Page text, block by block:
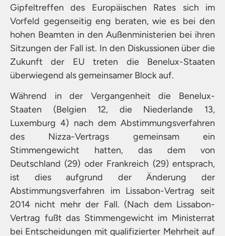
Gipfeltreffen des Europäischen Rates sich im
Vorfeld gegenseitig eng beraten, wie es bei den
hohen Beamten in den Außenministerien bei ihren
Sitzungen der Fall ist. In den Diskussionen über die
Zukunft der EU treten die Benelux-Staaten
überwiegend als gemeinsamer Block auf.
Während in der Vergangenheit die Benelux-
Staaten (Belgien 12, die Niederlande 13,
Luxemburg 4) nach dem Abstimmungsverfahren
des Nizza-Vertrags gemeinsam ein
Stimmengewicht hatten, das dem von
Deutschland (29) oder Frankreich (29) entsprach,
ist dies aufgrund der Änderung der
Abstimmungsverfahren im Lissabon-Vertrag seit
2014 nicht mehr der Fall. (Nach dem Lissabon-
Vertrag fußt das Stimmengewicht im Ministerrat
bei Entscheidungen mit qualifizierter Mehrheit auf